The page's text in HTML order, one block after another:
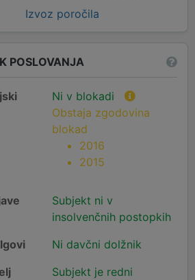
sredstva
Izvoz poročila
POSLOVANJA
Ni v blokadi
Obstaja zgodovina
blokad
2016
2015
Subjekt ni v
insolvenčnih postopkih
Ni davčni dolžnik
Subjekt je redni